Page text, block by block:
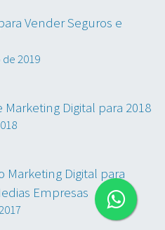
Vender Seguros e
2019
Digital para 2018
Marketing Digital para
Empresas